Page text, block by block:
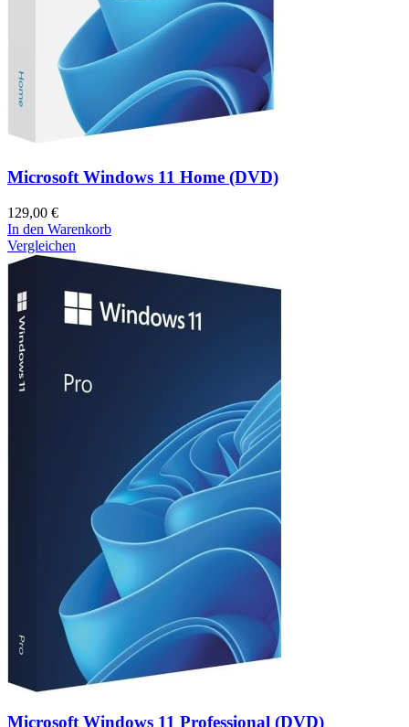
Microsoft Windows 11 Home (DVD)
129,00 €
In den Warenkorb
Vergleichen
Microsoft Windows 11 Professional (DVD)